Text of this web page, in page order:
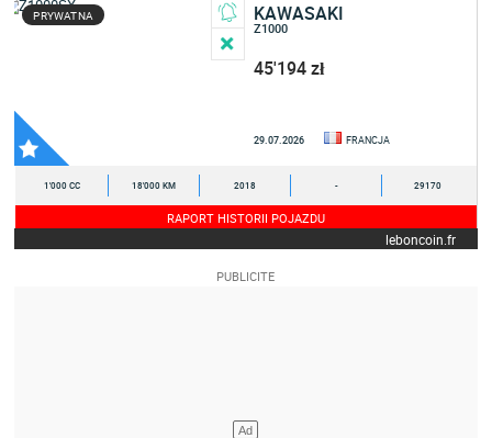
PRYWATNA KAWASAKI
Z1000
45'194 zł
29.07.2026 FRANCJA
1'000 CC 18'000 KM 2018 - 29170
RAPORT HISTORII POJAZDU
leboncoin.fr